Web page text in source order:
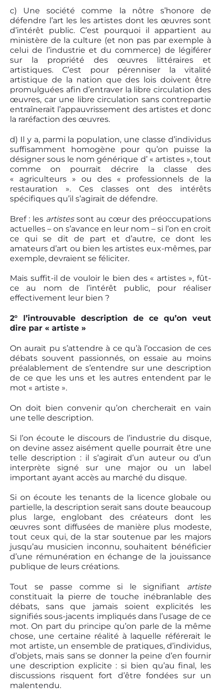
c) Une société comme la nôtre s’honore de
défendre l’art les les artistes dont les œuvres sont
d’intérêt public. C’est pourquoi il appartient au
ministère de la culture (et non pas par exemple à
celui de l’industrie et du commerce) de légiférer
sur la propriété des œuvres littéraires et
artistiques. C’est pour pérenniser la vitalité
artistique de la nation que des lois doivent être
promulguées afin d’entraver la libre circulation des
œuvres, car une libre circulation sans contrepartie
entraînerait l’appauvrissement des artistes et donc
la raréfaction des œuvres.
d) Il y a, parmi la population, une classe d’individus
suffisamment homogène pour qu’on puisse la
désigner sous le nom générique d’ « artistes », tout
comme on pourrait décrire la classe des
« agriculteurs » ou des « professionnels de la
restauration ». Ces classes ont des intérêts
spécifiques qu’il s’agirait de défendre.
Bref : les artistessont au cœur des préoccupations
actuelles – on s’avance en leur nom – si l’on en croit
ce qui se dit de part et d’autre, ce dont les
amateurs d’art ou bien les artistes eux-mêmes, par
exemple, devraient se féliciter.
Mais suffit-il de vouloir le bien des « artistes », fût-
ce au nom de l’intérêt public, pour réaliser
effectivement leur bien ?
2° l’introuvable description de ce qu’on veut
dire par « artiste »
On aurait pu s’attendre à ce qu’à l’occasion de ces
débats souvent passionnés, on essaie au moins
préalablement de s’entendre sur une description
de ce que les uns et les autres entendent par le
mot « artiste ».
On doit bien convenir qu’on chercherait en vain
une telle description.
Si l’on écoute le discours de l’industrie du disque,
on devine assez aisément quelle pourrait être une
telle description : il s’agirait d’un auteur ou d’un
interprète signé sur une major ou un label
important ayant accès au marché du disque.
Si on écoute les tenants de la licence globale ou
partielle, la description serait sans doute beaucoup
plus large, englobant des créateurs dont les
œuvres sont diffusées de manière plus modeste,
tout ceux qui, de la star soutenue par les majors
jusqu’au musicien inconnu, souhaitent bénéficier
d’une rémunération en échange de la jouissance
publique de leurs créations.
Tout se passe comme si le signifiant artiste
constituait la pierre de touche inébranlable des
débats, sans que jamais soient explicités les
signifiés sous-jacents impliqués dans l’usage de ce
mot. On part du principe qu’on parle de la même
chose, une certaine réalité à laquelle référerait le
mot artiste, un ensemble de pratiques, d’individus,
d’objets, mais sans se donner la peine d’en fournir
une description explicite : si bien qu’au final, les
discussions risquent fort d’être fondées sur un
malentendu.